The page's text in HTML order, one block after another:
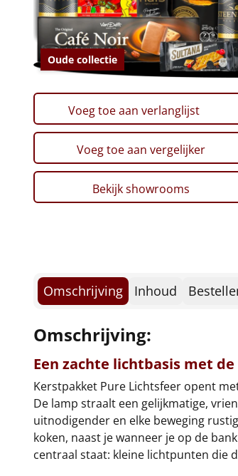
Oude collectie
Voeg toe aan verlanglijst
Voeg toe aan vergelijker
Bekijk showrooms
Omschrijving Inhoud
Omschrijving:
Een zachte lichtbasis met de
Kerstpakket Pure Lichtsfeer opent
De lamp straalt een gelijkmatige,
uitnodigender en elke beweging
koken, naast je wanneer je op de
centraal staat: kleine lichtpunten die